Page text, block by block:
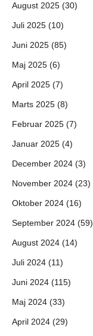
August 2025 (30)
Juli 2025 (10)
Juni 2025 (85)
Maj 2025 (6)
April 2025 (7)
Marts 2025 (8)
Februar 2025 (7)
Januar 2025 (4)
December 2024 (3)
November 2024 (23)
Oktober 2024 (16)
September 2024 (59)
August 2024 (14)
Juli 2024 (11)
Juni 2024 (115)
Maj 2024 (33)
April 2024 (29)